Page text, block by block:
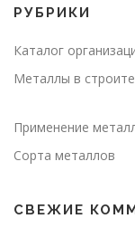
РУБРИКИ
Каталог
Металлы в
Применение
Сорта металлов
СВЕЖИЕ